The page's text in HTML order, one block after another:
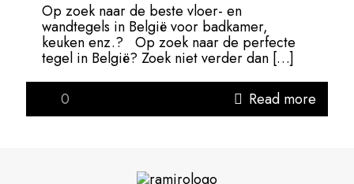
Op zoek naar de beste vloer- en
wandtegels in België voor badkamer,
keuken enz.? Op zoek naar de perfecte
tegel in België? Zoek niet verder dan […]
0
Read more